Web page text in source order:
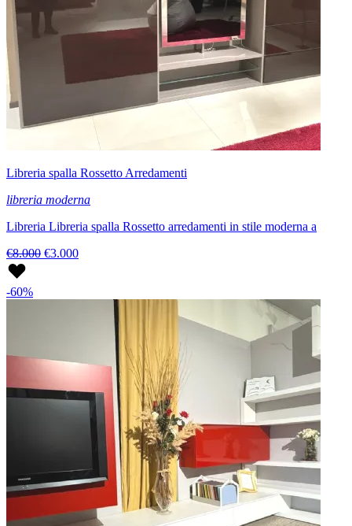
Libreria spalla Rossetto Arredamenti
libreria moderna
Libreria Libreria spalla Rossetto arredamenti in stile moderna a
€8.000 €3.000
-60%